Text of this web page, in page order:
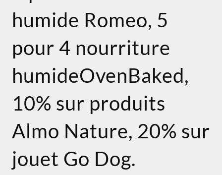
humide Romeo, 5
pour 4 nourriture
humideOvenBaked,
10% sur produits
Almo Nature, 20% sur
jouet Go Dog.